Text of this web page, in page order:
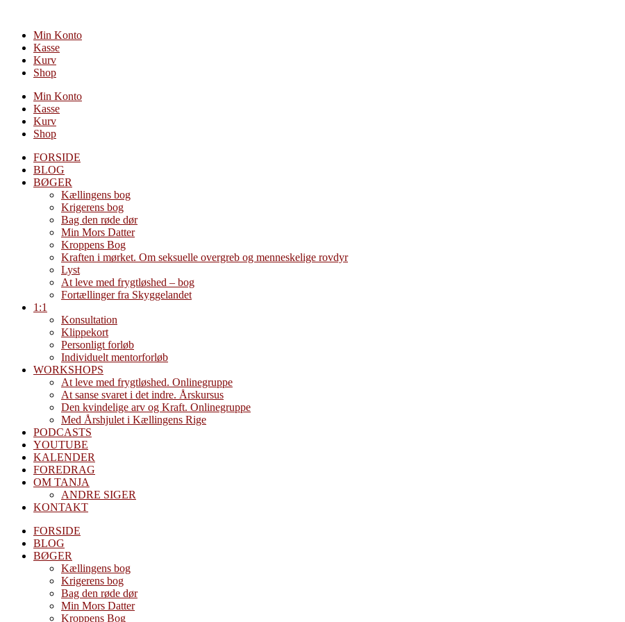
indholdMin Konto
Kasse
Kurv
Shop
Min Konto
Kasse
Kurv
Shop
FORSIDE
BLOG
BØGER
Kællingens bog
Krigerens bog
Bag den røde dør
Min Mors Datter
Kroppens Bog
Kraften i mørket. Om seksuelle overgreb og menneskelige rovdyr
Lyst
At leve med frygtløshed – bog
Fortællinger fra Skyggelandet
1:1
Konsultation
Klippekort
Personligt forløb
Individuelt mentorforløb
WORKSHOPS
At leve med frygtløshed. Onlinegruppe
At sanse svaret i det indre. Årskursus
Den kvindelige arv og Kraft. Onlinegruppe
Med Årshjulet i Kællingens Rige
PODCASTS
YOUTUBE
KALENDER
FOREDRAG
OM TANJA
ANDRE SIGER
KONTAKT
FORSIDE
BLOG
BØGER
Kællingens bog
Krigerens bog
Bag den røde dør
Min Mors Datter
Kroppens Bog